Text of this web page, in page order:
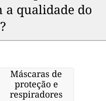
a qualidade do
Máscaras de
proteção e
respiradores